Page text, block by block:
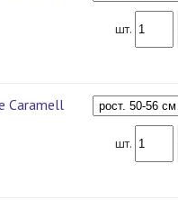
шт.
Caramell
шт.